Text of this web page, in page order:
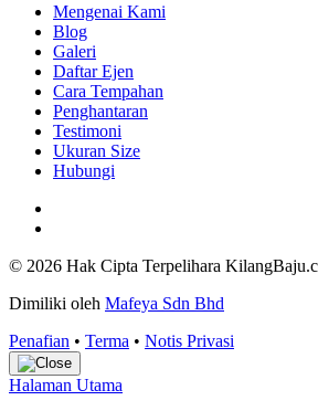
Mengenai Kami
Blog
Galeri
Daftar Ejen
Cara Tempahan
Penghantaran
Testimoni
Ukuran Size
Hubungi
© 2026 Hak Cipta Terpelihara
Dimiliki oleh Mafeya Sdn Bhd
Penafian • Terma • Notis Privasi
Halaman Utama